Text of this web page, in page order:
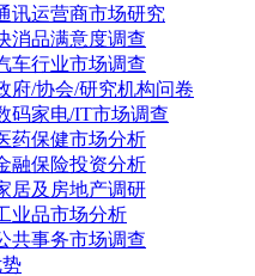
讯运营商市场研究
消品满意度调查
车行业市场调查
府/协会/研究机构问卷
码家电/IT市场调查
药保健市场分析
融保险投资分析
居及房地产调研
业品市场分析
共事务市场调查